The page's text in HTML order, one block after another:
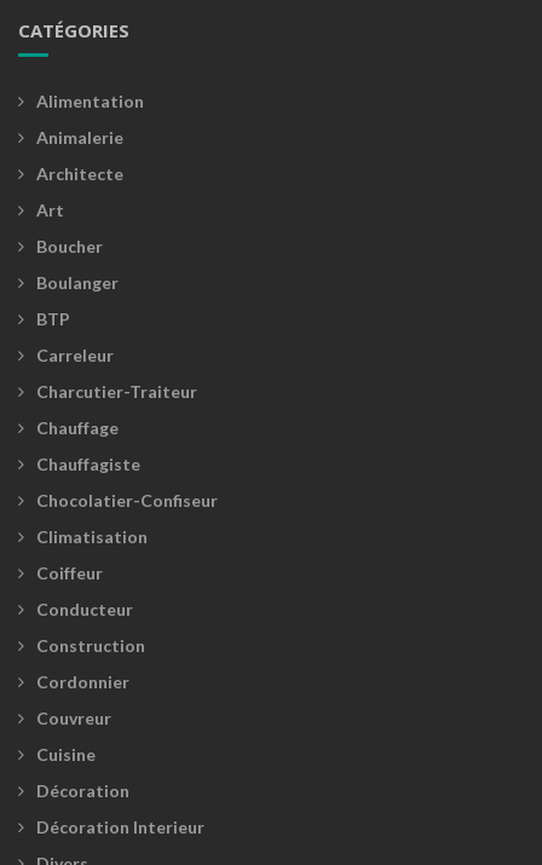
CATÉGORIES
Alimentation
Animalerie
Architecte
Art
Boucher
Boulanger
BTP
Carreleur
Charcutier-Traiteur
Chauffage
Chauffagiste
Chocolatier-Confiseur
Climatisation
Coiffeur
Conducteur
Construction
Cordonnier
Couvreur
Cuisine
Décoration
Décoration Interieur